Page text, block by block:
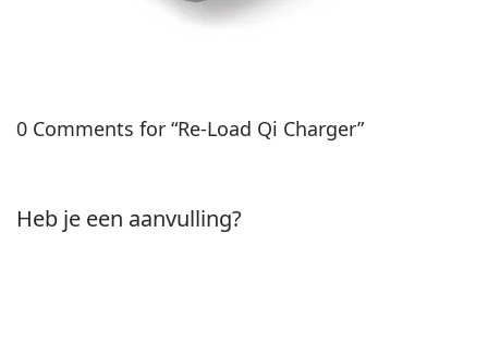
0 Comments for “Re-Load Qi Charger”
Heb je een aanvulling?